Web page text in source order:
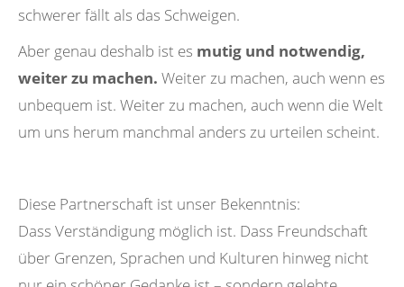
schwerer fällt als das Schweigen.
Aber genau deshalb ist es mutig und notwendig,
weiter zu machen. Weiter zu machen, auch wenn es
unbequem ist. Weiter zu machen, auch wenn die Welt
um uns herum manchmal anders zu urteilen scheint.
Diese Partnerschaft ist unser Bekenntnis:
Dass Verständigung möglich ist. Dass Freundschaft
über Grenzen, Sprachen und Kulturen hinweg nicht